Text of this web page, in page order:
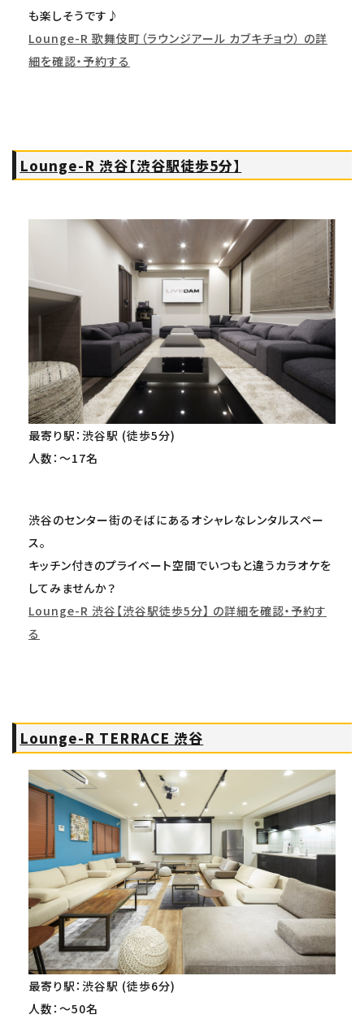
も楽しそうです♪
Lounge-R 歌舞伎町（ラウンジアール カブキチョウ） の詳
細を確認・予約する
Lounge-R 渋谷【渋谷駅徒歩5分】
最寄り駅：渋谷駅 (徒歩5分)
人数：～17名
渋谷のセンター街のそばにあるオシャレなレンタルスペー
ス。
キッチン付きのプライベート空間でいつもと違うカラオケを
してみませんか？
Lounge-R 渋谷【渋谷駅徒歩5分】 の詳細を確認・予約す
る
Lounge-R TERRACE 渋谷
最寄り駅：渋谷駅 (徒歩6分)
人数：～50名